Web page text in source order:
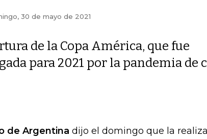
30 de mayo de 2021
de la Copa América, que fue
para 2021 por la pandemia de
de Argentina dijo el domingo que la